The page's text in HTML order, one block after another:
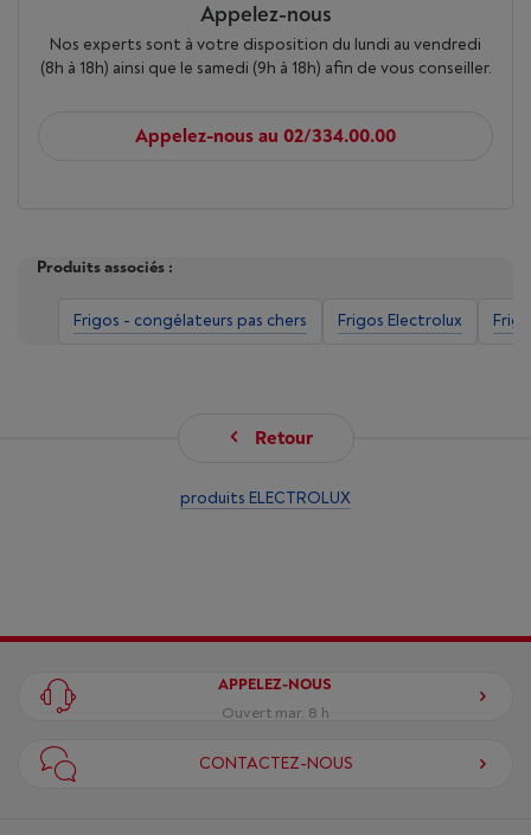
Appelez-nous
Nos experts sont à votre disposition du lundi au vendredi
(8h à 18h) ainsi que le samedi (9h à 18h) afin de vous conseiller.
Appelez-nous au 02/334.00.00
Produits associés :
Frigos - congélateurs pas chers Frigos Electrolux
Retour
produits ELECTROLUX
APPELEZ-NOUS
Ouvert mar. 8 h
CONTACTEZ-NOUS